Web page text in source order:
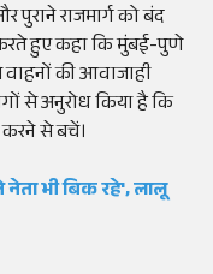
राजमार्ग को बंद
करते हुए कहा कि मुंबई-पुणे
वाहनों की आवाजाही
से अनुरोध किया है कि
से बचें।
नेता भी बिक रहे', लालू